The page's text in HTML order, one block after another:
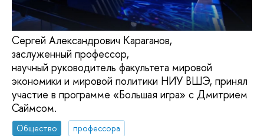
Сергей Александрович Караганов,
заслуженный профессор,
научный руководитель факультета мировой
экономики и мировой политики НИУ ВШЭ, принял
участие в программе «Большая игра» с Дмитрием
Саймсом.
Общество
профессора